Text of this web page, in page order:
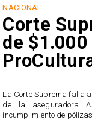
NACIONAL
Corte
de
La Corte Suprema falla
de la aseguradora
incumplimiento de